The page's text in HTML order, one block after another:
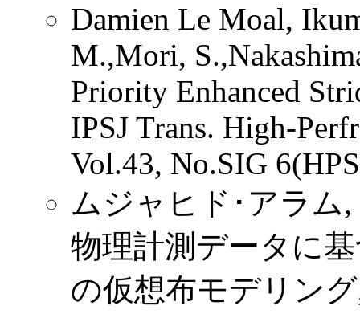
Damien Le Moal,
M.,Mori,
Priority Enhanced
IPSJ Trans. High-
Vol.43, No.SIG
ムジャヒド･アラム
物理計測データに
の仮想布モデリン